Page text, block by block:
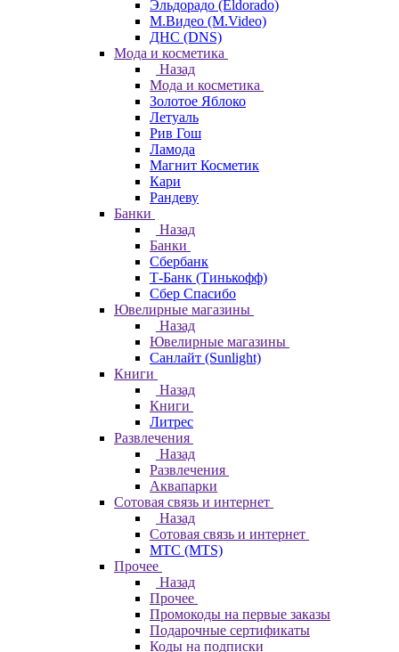
Эльдорадо (Eldorado)
М.Видео (M.Video)
ДНС (DNS)
Мода и косметика
Назад
Мода и косметика
Золотое Яблоко
Летуаль
Рив Гош
Ламода
Магнит Косметик
Кари
Рандеву
Банки
Назад
Банки
Сбербанк
Т-Банк (Тинькофф)
Сбер Спасибо
Ювелирные магазины
Назад
Ювелирные магазины
Санлайт (Sunlight)
Книги
Назад
Книги
Литрес
Развлечения
Назад
Развлечения
Аквапарки
Сотовая связь и интернет
Назад
Сотовая связь и интернет
МТС (MTS)
Прочее
Назад
Прочее
Промокоды на первые заказы
Подарочные сертификаты
Коды на подписки